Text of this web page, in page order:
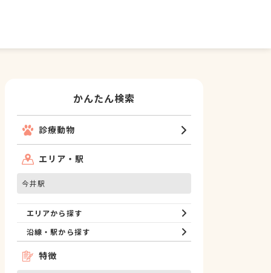
かんたん検索
診療動物
エリア・駅
今井駅
エリアから探す
沿線・駅から探す
特徴